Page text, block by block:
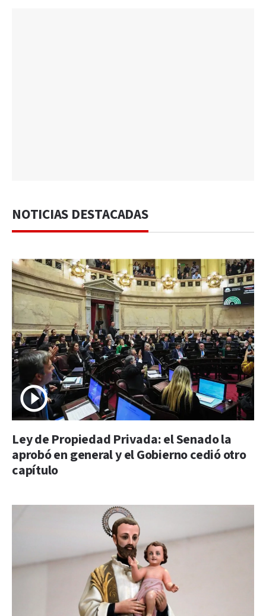
NOTICIAS DESTACADAS
Ley de Propiedad Privada: el Senado la
aprobó en general y el Gobierno cedió otro
capítulo